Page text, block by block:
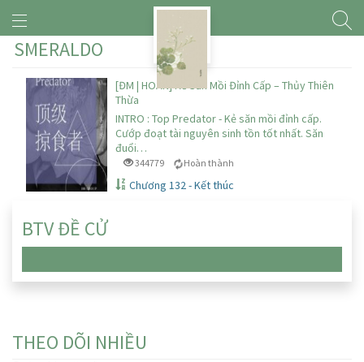
SMERALDO
[ĐM | HOÀN] Kẻ Săn Mồi Đỉnh Cấp – Thủy Thiên
Thừa
INTRO : Top Predator - Kẻ săn mồi đỉnh cấp.
Cướp đoạt tài nguyên sinh tồn tốt nhất. Săn
đuổi…
344779 Hoàn thành
Chương 132 - Kết thúc
BTV ĐỀ CỬ
THEO DÕI NHIỀU